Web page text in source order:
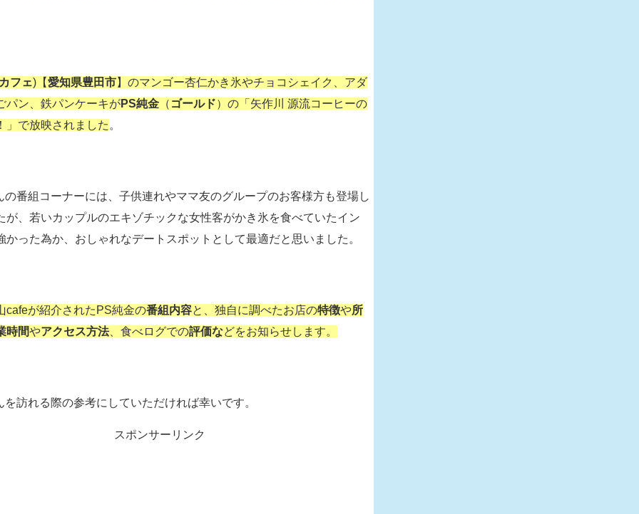
フェ)【愛知県豊田市】のマンゴー杏仁かき氷やチョコシェイク、アダ
パン、鉄パンケーキがPS純金 （ ゴールド）の「矢作川 源流コーヒーの
」で放映されました 。
の番組コーナーには、子供連れやママ友のグループのお客様方も登場し
が、若いカップルのエキゾチックな女性客がかき氷を食べていたイン
かった為か、おしゃれなデートスポットとして最適だと思いました。
cafeが紹介されたPS純金の番組内容と、独自に調べたお店の特徴や所
時間やアクセス方法、食べログでの評価などをお知らせします。
を訪れる際の参考にしていただければ幸いです。
スポンサーリンク